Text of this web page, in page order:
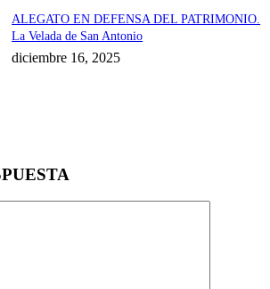
ALEGATO EN DEFENSA DEL PATRIMONIO.
La Velada de San Antonio
diciembre 16, 2025